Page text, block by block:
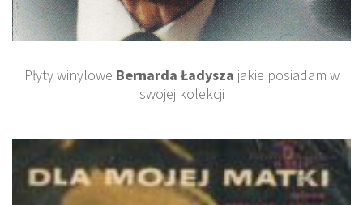
Płyty winylowe Bernarda Ładysza jakie posiadam w
swojej kolekcji